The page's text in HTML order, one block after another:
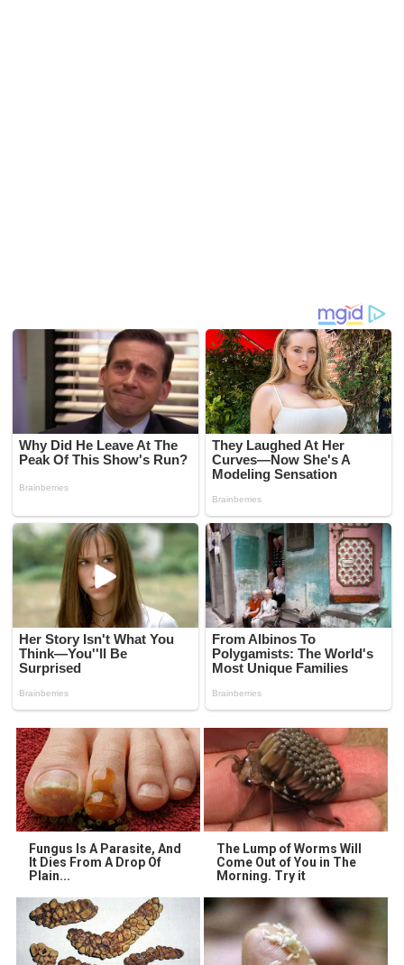
Fungus Is A Parasite, And
It Dies From A Drop Of
Plain...
The Lump of Worms Will
Come Out of You in The
Morning. Try it